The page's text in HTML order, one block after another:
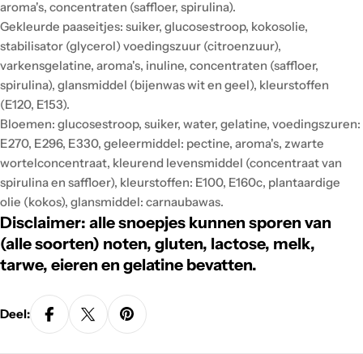
aroma's, concentraten (saffloer, spirulina).
Gekleurde paaseitjes: suiker, glucosestroop, kokosolie,
stabilisator (glycerol) voedingszuur (citroenzuur),
varkensgelatine, aroma's, inuline, concentraten (saffloer,
spirulina), glansmiddel (bijenwas wit en geel), kleurstoffen
(E120, E153).
Bloemen: glucosestroop, suiker, water, gelatine, voedingszuren:
E270, E296, E330, geleermiddel: pectine, aroma's, zwarte
wortelconcentraat, kleurend levensmiddel (concentraat van
spirulina en saffloer), kleurstoffen: E100, E160c, plantaardige
olie (kokos), glansmiddel: carnaubawas.
Disclaimer: alle snoepjes kunnen sporen van
(alle soorten) noten, gluten, lactose, melk,
tarwe, eieren en gelatine bevatten.
Deel: